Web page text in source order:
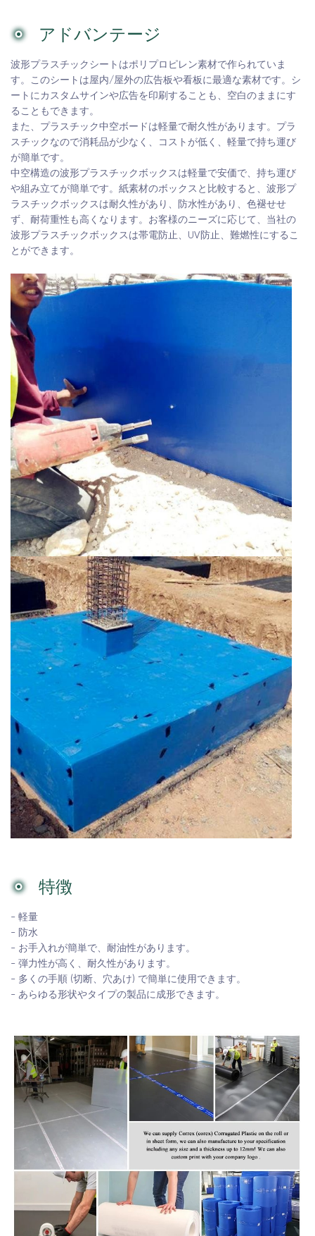
アドバンテージ
波形プラスチックシートはポリプロピレン素材で作られていま
す。このシートは屋内/屋外の広告板や看板に最適な素材です。シ
ートにカスタムサインや広告を印刷することも、空白のままにす
ることもできます。
また、プラスチック中空ボードは軽量で耐久性があります。プラ
スチックなので消耗品が少なく、コストが低く、軽量で持ち運び
が簡単です。
中空構造の波形プラスチックボックスは軽量で安価で、持ち運び
や組み立てが簡単です。紙素材のボックスと比較すると、波形プ
ラスチックボックスは耐久性があり、防水性があり、色褪せせ
ず、耐荷重性も高くなります。お客様のニーズに応じて、当社の
波形プラスチックボックスは帯電防止、UV防止、難燃性にするこ
とができます。
特徴
- 軽量
- 防水
- お手入れが簡単で、耐油性があります。
- 弾力性が高く、耐久性があります。
- 多くの手順 (切断、穴あけ) で簡単に使用できます。
- あらゆる形状やタイプの製品に成形できます。